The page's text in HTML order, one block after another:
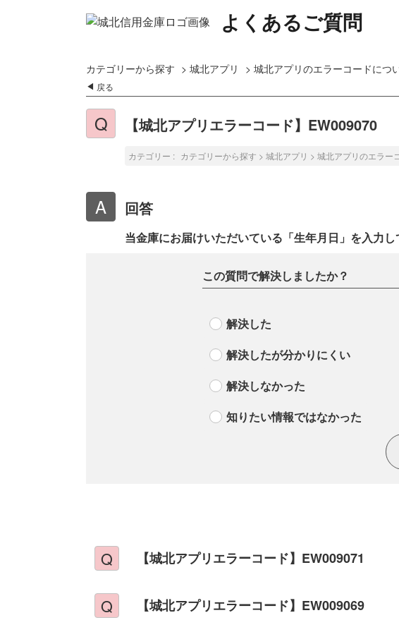
よくあるご質問
カテゴリーから探す > 城北アプリ > 城北アプリのエラーコードにつ
戻る
【城北アプリエラーコード】EW009070
カテゴリー : カテゴリーから探す > 城北アプリ > 城北アプリのエラー
回答
当金庫にお届けいただいている「生年月日」を入力し
この質問で解決しましたか？
解決した
解決したが分かりにくい
解決しなかった
知りたい情報ではなかった
【城北アプリエラーコード】EW009071
【城北アプリエラーコード】EW009069